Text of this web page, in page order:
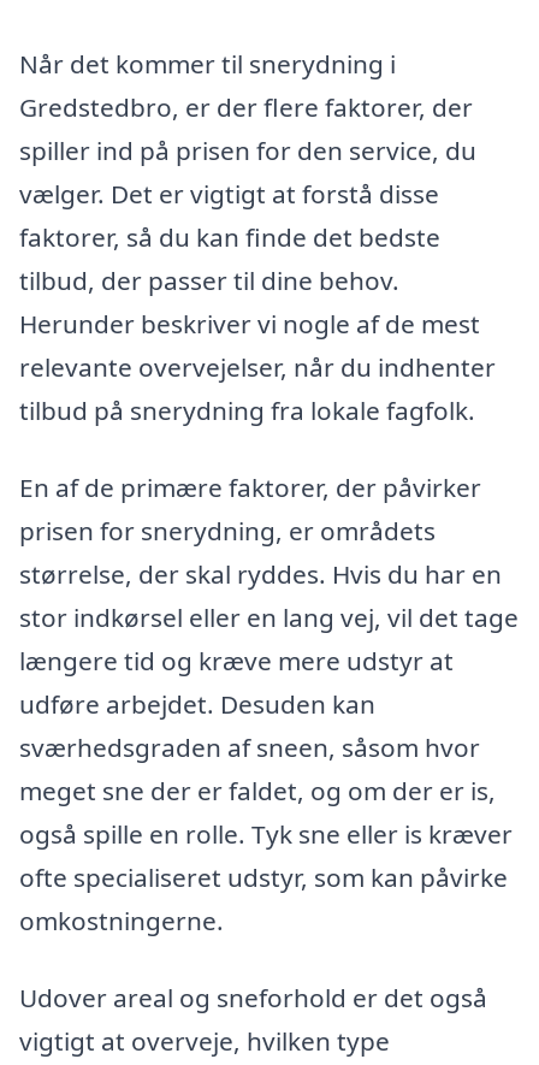
Når det kommer til snerydning i
Gredstedbro, er der flere faktorer, der
spiller ind på prisen for den service, du
vælger. Det er vigtigt at forstå disse
faktorer, så du kan finde det bedste
tilbud, der passer til dine behov.
Herunder beskriver vi nogle af de mest
relevante overvejelser, når du indhenter
tilbud på snerydning fra lokale fagfolk.
En af de primære faktorer, der påvirker
prisen for snerydning, er områdets
størrelse, der skal ryddes. Hvis du har en
stor indkørsel eller en lang vej, vil det tage
længere tid og kræve mere udstyr at
udføre arbejdet. Desuden kan
sværhedsgraden af sneen, såsom hvor
meget sne der er faldet, og om der er is,
også spille en rolle. Tyk sne eller is kræver
ofte specialiseret udstyr, som kan påvirke
omkostningerne.
Udover areal og sneforhold er det også
vigtigt at overveje, hvilken type